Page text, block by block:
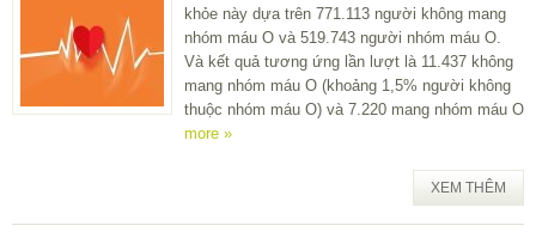
khỏe này dựa trên 771.113 người không mang
nhóm máu O và 519.743 người nhóm máu O.
Và kết quả tương ứng lần lượt là 11.437 không
mang nhóm máu O (khoảng 1,5% người không
thuộc nhóm máu O) và 7.220 mang nhóm máu O
more »
XEM THÊM